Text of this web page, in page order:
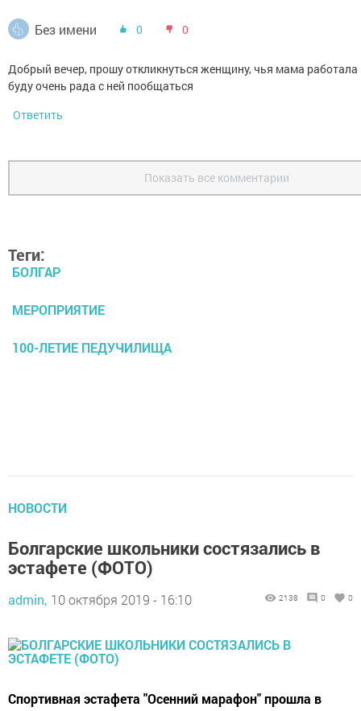
Без имени 0 0
Добрый вечер, прошу откликнуться женщину, чья мама
буду очень рада с ней пообщаться
Ответить
Показать все комментарии
Теги:
БОЛГАР
МЕРОПРИЯТИЕ
100-ЛЕТИЕ ПЕДУЧИЛИЩА
НОВОСТИ
Болгарские школьники состязались в
эстафете (ФОТО)
admin, 10 октября 2019 - 16:10 2138 0 0
Спортивная эстафета "Осенний марафон" прошла в